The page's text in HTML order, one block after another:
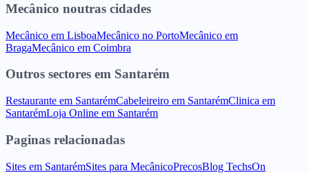
Mecânico noutras cidades
Mecânico em LisboaMecânico no PortoMecânico em
BragaMecânico em Coimbra
Outros sectores em Santarém
Restaurante em SantarémCabeleireiro em SantarémClinica em
SantarémLoja Online em Santarém
Paginas relacionadas
Sites em SantarémSites para MecânicoPrecosBlog TechsOn